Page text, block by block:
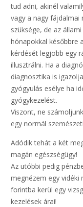
tud adni, akinél
vagy a nagy fájdalmai
szüksége, de az
hónapokkal későbbre
kérdését legjobb egy
illusztrálni. Ha a
diagnosztika is
gyógyulás esélye ha
gyógykezelést.
Viszont, ne
egy normál
Adódik tehát a két
magán egészségügy!
Az utóbbi pedig
megnézem egy vidéki
forintba kerül egy
kezelések árai!